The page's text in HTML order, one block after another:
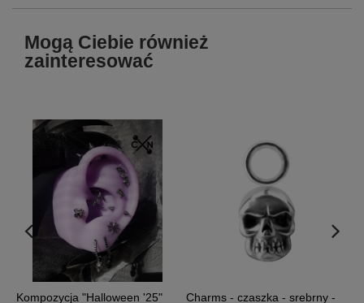
Mogą Ciebie również
zainteresować
Kompozycja "Halloween '25"
Charms - czaszka - srebrny -